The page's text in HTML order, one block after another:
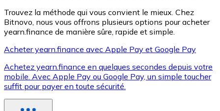
XRP
XRP
Trouvez la méthode qui vous convient le mieux. Chez
Bitnovo, nous vous offrons plusieurs options pour acheter
yearn.finance de manière sûre, rapide et simple.
Acheter yearn.finance avec Apple Pay et Google Pay
Achetez yearn.finance en quelques secondes depuis votre
mobile. Avec Apple Pay ou Google Pay, un simple toucher
suffit pour payer en toute sécurité.